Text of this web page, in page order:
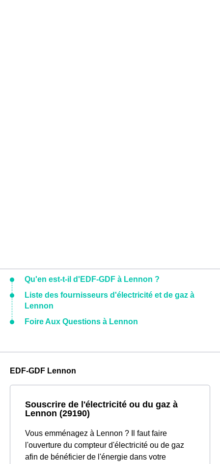
Qu'en est-t-il d'EDF-GDF à Lennon ?
Liste des fournisseurs d'électricité et de gaz à
Lennon
Foire Aux Questions à Lennon
EDF-GDF Lennon
Souscrire de l'électricité ou du gaz à
Lennon (29190)
Vous emménagez à Lennon ? Il faut faire
l'ouverture du compteur d'électricité ou de gaz
afin de bénéficier de l'énergie dans votre